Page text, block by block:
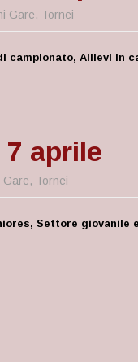
Gare, Tornei
campionato, Allievi in
aprile
Gare, Tornei
Settore giovanile